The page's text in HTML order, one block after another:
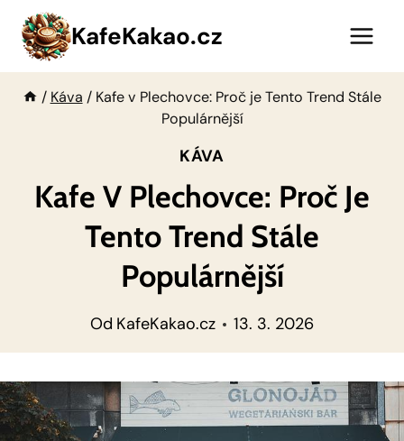
Přeskočit
obsah
KafeKakao.cz
/ Káva / Kafe v Plechovce: Proč je Tento Trend Stále
Populárnější
KÁVA
Kafe V Plechovce: Proč Je
Tento Trend Stále
Populárnější
Od KafeKakao.cz 13. 3. 2026